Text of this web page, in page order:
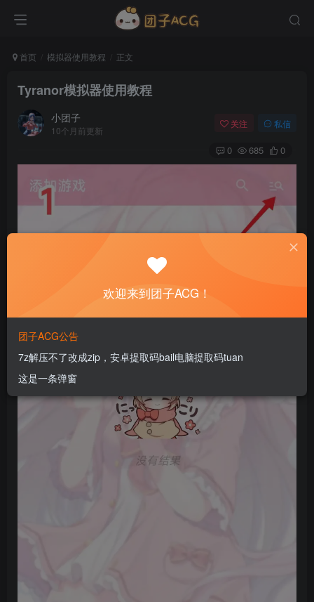
首页 模拟器使用教程 正文
Tyranor模拟器使用教程
小团子
10个月前更新
关注 私信
0 685 0
欢迎来到团子ACG！
团子ACG公告
7z解压不了改成zip，安卓提取码bail电脑提取码tuan
这是一条弹窗